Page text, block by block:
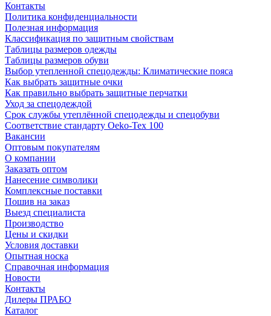
Контакты
Политика конфиденциальности
Полезная информация
Классификация по защитным свойствам
Таблицы размеров одежды
Таблицы размеров обуви
Выбор утепленной спецодежды: Климатические пояса
Как выбрать защитные очки
Как правильно выбрать защитные перчатки
Уход за спецодеждой
Срок службы утеплённой спецодежды и спецобуви
Соответствие стандарту Oeko-Tex 100
Вакансии
Оптовым покупателям
О компании
Заказать оптом
Нанесение символики
Комплексные поставки
Пошив на заказ
Выезд специалиста
Производство
Цены и скидки
Условия доставки
Опытная носка
Справочная информация
Новости
Контакты
Дилеры ПРАБО
Каталог